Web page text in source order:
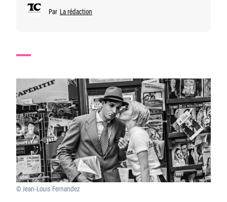
Par La rédaction
© Jean-Louis Fernandez